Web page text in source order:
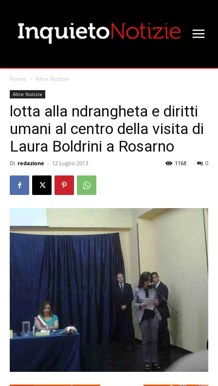
Home Altre Notizie
Altre Notizie
lotta alla ndrangheta e diritti
umani al centro della visita di
Laura Boldrini a Rosarno
Di redazione - 12 Luglio 2013 0
1168